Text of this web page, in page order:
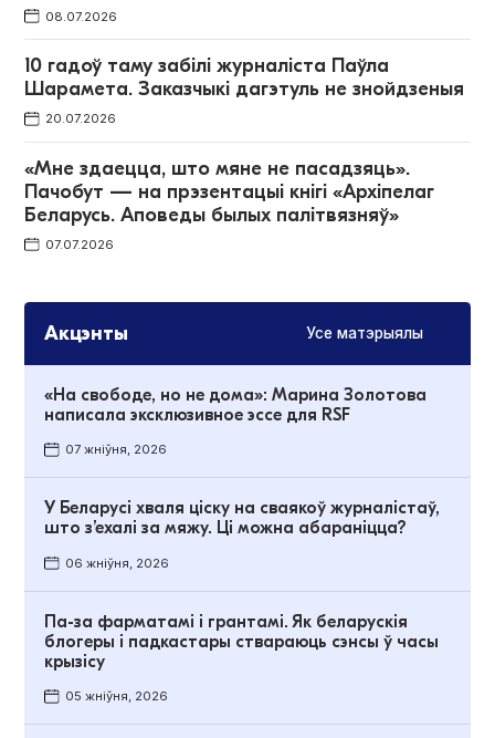
08.07.2026
10 гадоў таму забілі журналіста Паўла
Шарамета. Заказчыкі дагэтуль не знойдзеныя
20.07.2026
«Мне здаецца, што мяне не пасадзяць».
Пачобут — на прэзентацыі кнігі «Архіпелаг
Беларусь. Аповеды былых палітвязняў»
07.07.2026
Акцэнты Усе матэрыялы
«На свободе, но не дома»: Марина Золотова
написала эксклюзивное эссе для RSF
07 жніўня, 2026
У Беларусі хваля ціску на сваякоў журналістаў,
што з’ехалі за мяжу. Ці можна абараніцца?
06 жніўня, 2026
Па-за фарматамі і грантамі. Як беларускія
блогеры і падкастары ствараюць сэнсы ў часы
крызісу
05 жніўня, 2026